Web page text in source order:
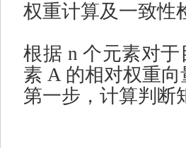
权重计算及一致性
根据 n个元素对于
素 A 的相对权重向
第一步，计算判断